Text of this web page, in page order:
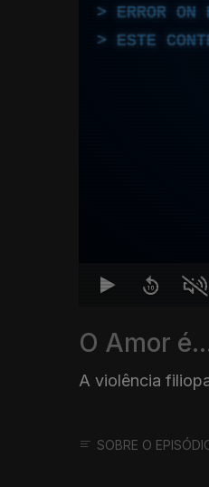
ERROR ON
ESTE
O Amor
A violência
SOBRE O